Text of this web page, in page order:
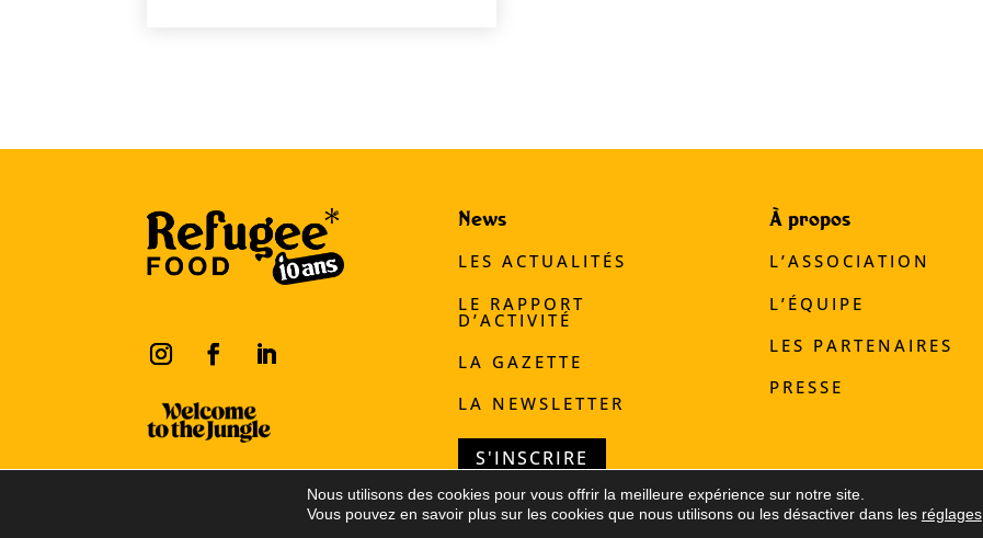
News
LES ACTUALITÉS
LE RAPPORT
D’ACTIVITÉ
LA GAZETTE
LA NEWSLETTER
S'INSCRIRE
À propos
L’ASSOCIATION
L’ÉQUIPE
LES PARTENAIRES
PRESSE
Nous utilisons des cookies pour vous offrir la meilleure expérience sur notre site.
Vous pouvez en savoir plus sur les cookies que nous utilisons ou les désactiver dans les réglages.